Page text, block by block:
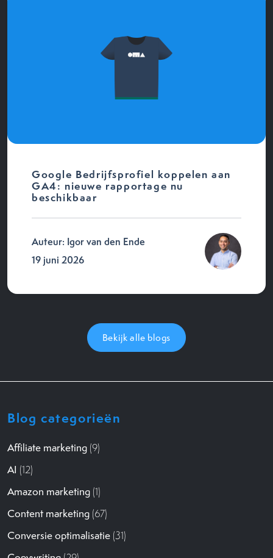
Google Bedrijfsprofiel koppelen aan
GA4: nieuwe rapportage nu
beschikbaar
Auteur: Igor van den Ende
19 juni 2026
Bekijk alle blogs
Blog categorieën
Affiliate marketing (9)
AI (12)
Amazon marketing (1)
Content marketing (67)
Conversie optimalisatie (31)